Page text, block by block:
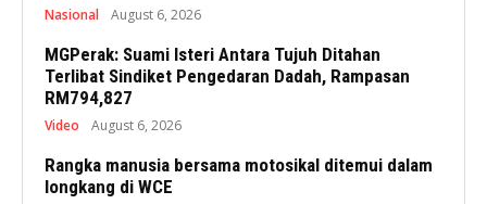
Nasional August 6, 2026
MGPerak: Suami Isteri Antara Tujuh Ditahan
Terlibat Sindiket Pengedaran Dadah, Rampasan
RM794,827
Video August 6, 2026
Rangka manusia bersama motosikal ditemui dalam
longkang di WCE